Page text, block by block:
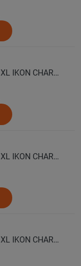
IKON Автошина 245/65 R17 111R XL IKON CHARACTER SNOW 2 SUV зима
IKON Автошина 255/60 R18 112R XL IKON CHARACTER SNOW 2 SUV зима
IKON Автошина 265/65 R17 116R XL IKON CHARACTER SNOW 2 SUV зима